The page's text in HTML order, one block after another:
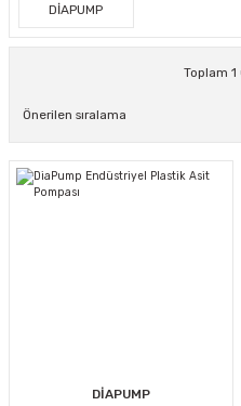
DİAPUMP
Toplam 1
DİAPUMP